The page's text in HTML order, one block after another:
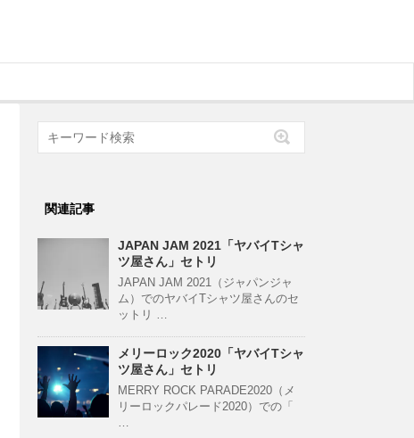
関連記事
JAPAN JAM 2021「ヤバイTシャ
ツ屋さん」セトリ
JAPAN JAM 2021（ジャパンジャ
ム）でのヤバイTシャツ屋さんのセ
ットリ …
メリーロック2020「ヤバイTシャ
ツ屋さん」セトリ
MERRY ROCK PARADE2020（メ
リーロックパレード2020）での「
…